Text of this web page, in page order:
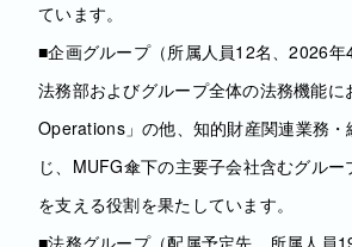
ています。
■企画グループ（所属人員12名、2026年
法務部およびグループ全体の法務機能
Operations」の他、知的財産関連業務・
じ、MUFG傘下の主要子会社含むグルー
を支える役割を果たしています。
■法務グループ（配属予定先、所属人員